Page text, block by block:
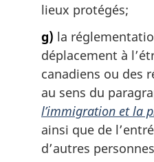
lieux protégés;
g) la
déplacement à
canadiens ou des
au sens du
l’immigration et la
ainsi que de
d’autres